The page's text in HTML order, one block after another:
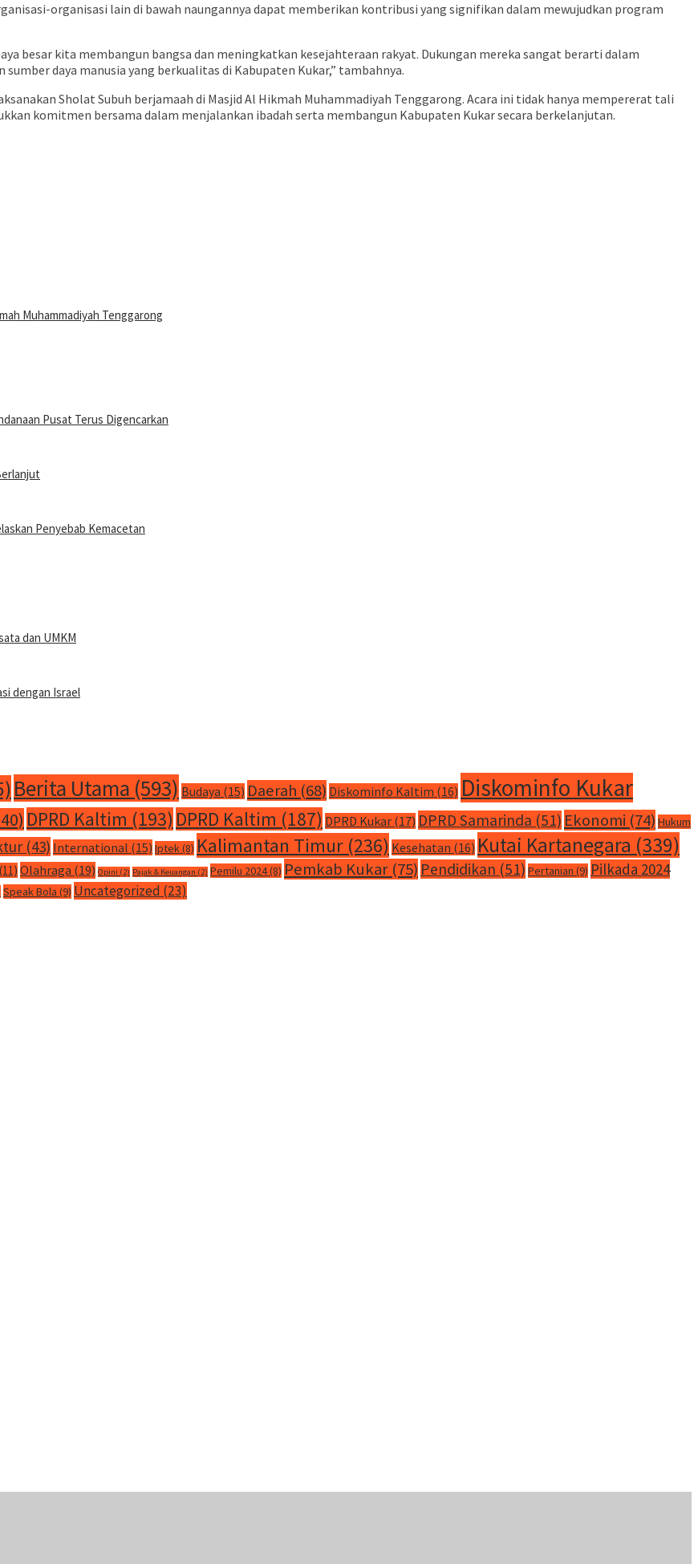
organisasi lain di bawah naungannya dapat memberikan kontribusi yang signifikan dalam mewujudkan program
besar kita membangun bangsa dan meningkatkan kesejahteraan rakyat. Dukungan mereka sangat berarti dalam
daya manusia yang berkualitas di Kabupaten Kukar,” tambahnya.
Sholat Subuh berjamaah di Masjid Al Hikmah Muhammadiyah Tenggarong. Acara ini tidak hanya mempererat tali
komitmen bersama dalam menjalankan ibadah serta membangun Kabupaten Kukar secara berkelanjutan.
Muhammadiyah Tenggarong
Pusat Terus Digencarkan
Penyebab Kemacetan
dan UMKM
dengan Israel
Berita Utama (593) Budaya (15) Daerah (68) Diskominfo Kaltim (16) Diskominfo Kukar
DPRD Kaltim (193) DPRD Kaltim (187) DPRD Kukar (17) DPRD Samarinda (51) Ekonomi (74) Hukum
(43) International (15) Iptek(8) Kalimantan Timur (236) Kesehatan (16) Kutai Kartanegara (339)
(11) Olahraga (19) Opini (2) Pajak & Keuangan (2) Pemilu 2024(8) Pemkab Kukar (75) Pendidikan (51) Pertanian (9) Pilkada 2024
Speak Bola (9) Uncategorized (23)